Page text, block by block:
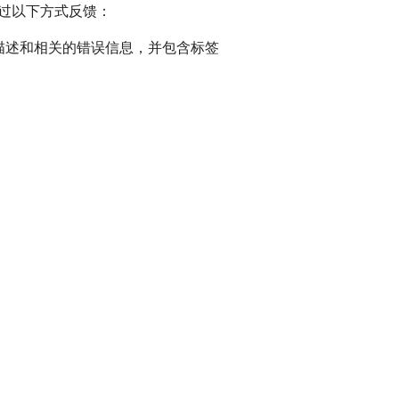
以下方式反馈：
和相关的错误信息，并包含标签